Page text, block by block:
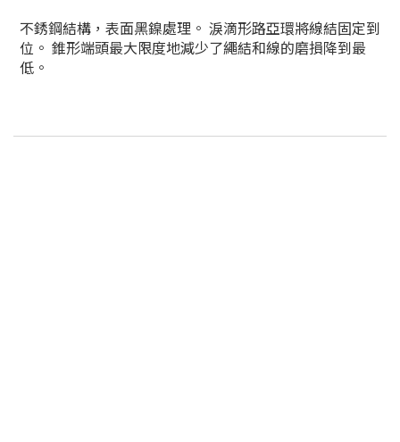
不銹鋼結構，表面黑鎳處理。 淚滴形路亞環將線結固定到
位。 錐形端頭最大限度地減少了繩結和線的磨損降到最
低 。